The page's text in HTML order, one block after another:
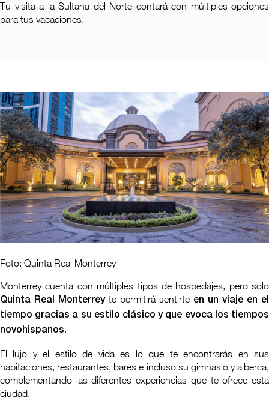
Tu visita a la Sultana del Norte contará con múltiples opciones
para tus vacaciones.
Foto: Quinta Real Monterrey
Monterrey cuenta con múltiples tipos de hospedajes, pero solo
Quinta Real Monterreyte permitirá sentirte en un viaje en el
tiempo gracias a su estilo clásico y que evoca los tiempos
novohispanos.
El lujo y el estilo de vida es lo que te encontrarás en sus
habitaciones, restaurantes, bares e incluso su gimnasio y alberca,
complementando las diferentes experiencias que te ofrece esta
ciudad.